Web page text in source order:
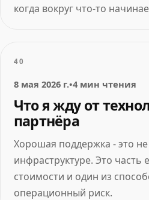
когда вокруг что-то
40
8 мая 2026 г.•4 мин чтения
Что я жду от
партнёра
Хорошая поддержка - это не
инфраструктуре. Это часть
стоимости и один из
операционный риск.